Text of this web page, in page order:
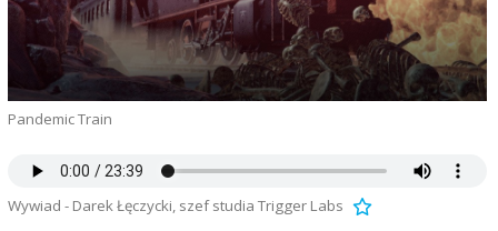
Pandemic Train
Wywiad - Darek Łęczycki, szef studia Trigger Labs